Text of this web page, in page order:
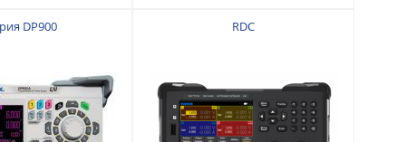
DP900 RDC